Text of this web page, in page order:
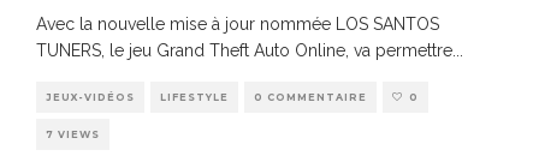
Avec la nouvelle mise à jour nommée LOS SANTOS
TUNERS, le jeu Grand Theft Auto Online, va permettre
JEUX-VIDÉOS LIFESTYLE 0 COMMENTAIRE 0
7 VIEWS